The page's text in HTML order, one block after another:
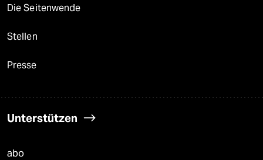
Die Seitenwende
Stellen
Presse
Unterstützen
abo